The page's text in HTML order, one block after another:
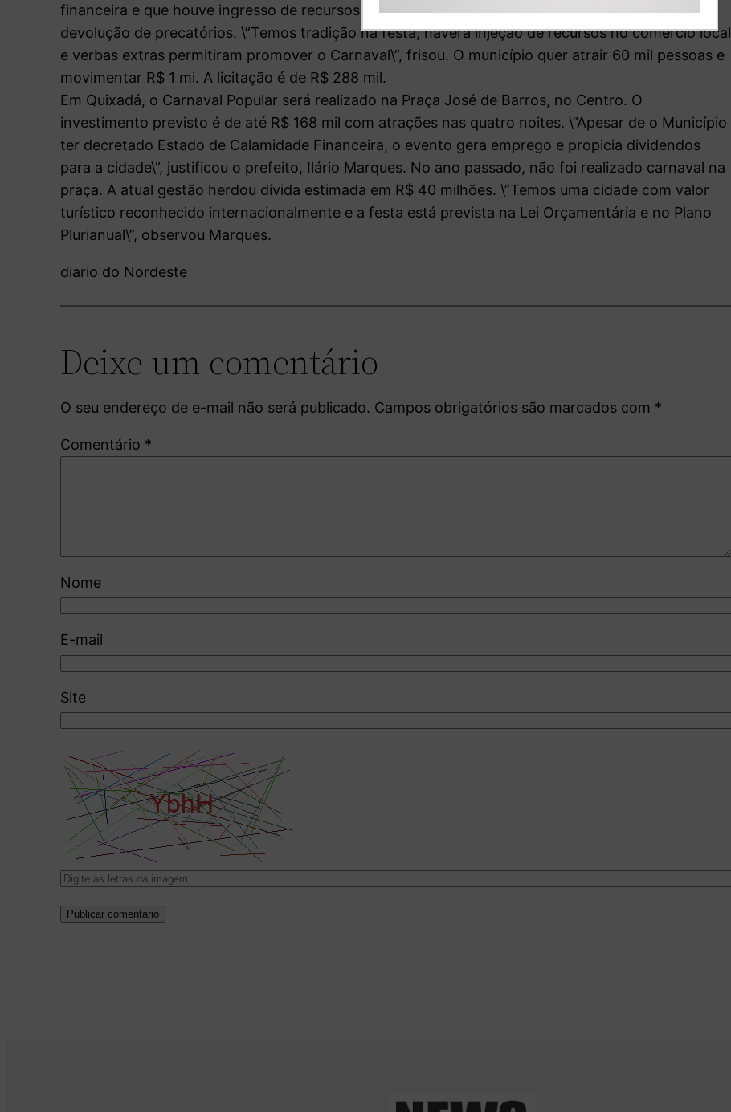
financeira e que houve ingresso de recursos extras no orçamento municipal, oriundos de
devolução de precatórios. \”Temos tradição na festa, haverá injeção de recursos no comércio local
e verbas extras permitiram promover o Carnaval\”, frisou. O município quer atrair 60 mil pessoas e
movimentar R$ 1 mi. A licitação é de R$ 288 mil.
Em Quixadá, o Carnaval Popular será realizado na Praça José de Barros, no Centro. O
investimento previsto é de até R$ 168 mil com atrações nas quatro noites. \”Apesar de o Município
ter decretado Estado de Calamidade Financeira, o evento gera emprego e propicia dividendos
para a cidade\”, justificou o prefeito, Ilário Marques. No ano passado, não foi realizado carnaval na
praça. A atual gestão herdou dívida estimada em R$ 40 milhões. \”Temos uma cidade com valor
turístico reconhecido internacionalmente e a festa está prevista na Lei Orçamentária e no Plano
Plurianual\”, observou Marques.
diario do Nordeste
Deixe um comentário
O seu endereço de e-mail não será publicado. Campos obrigatórios são marcados com *
Comentário *
Nome
E-mail
Site